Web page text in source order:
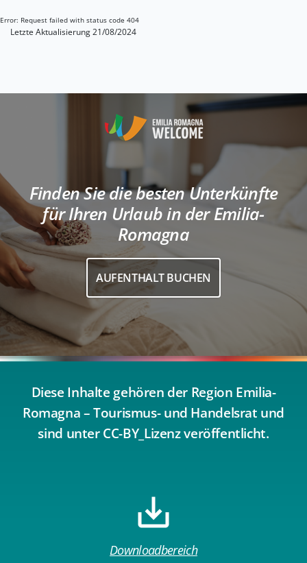
Error: Request failed with status code 404
Letzte Aktualisierung 21/08/2024
Finden Sie die besten Unterkünfte
für Ihren Urlaub in der Emilia-
Romagna
AUFENTHALT BUCHEN
Diese Inhalte gehören der Region Emilia-
Romagna – Tourismus- und Handelsrat und
sind unter CC-BY_Lizenz veröffentlicht.
Downloadbereich